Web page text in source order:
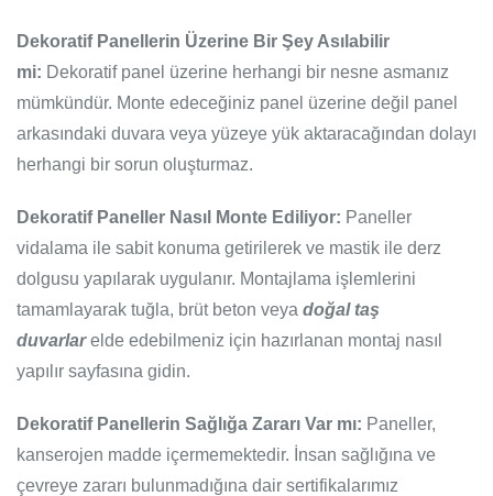
Dekoratif Panellerin Üzerine Bir Şey Asılabilir
mi: Dekoratif panel üzerine herhangi bir nesne asmanız
mümkündür. Monte edeceğiniz panel üzerine değil panel
arkasındaki duvara veya yüzeye yük aktaracağından dolayı
herhangi bir sorun oluşturmaz.
Dekoratif Paneller Nasıl Monte Ediliyor: Paneller
vidalama ile sabit konuma getirilerek ve mastik ile derz
dolgusu yapılarak uygulanır. Montajlama işlemlerini
tamamlayarak tuğla, brüt beton veya doğal taş
duvarlar elde edebilmeniz için hazırlanan montaj nasıl
yapılır sayfasına gidin.
Dekoratif Panellerin Sağlığa Zararı Var mı: Paneller,
kanserojen madde içermemektedir. İnsan sağlığına ve
çevreye zararı bulunmadığına dair sertifikalarımız